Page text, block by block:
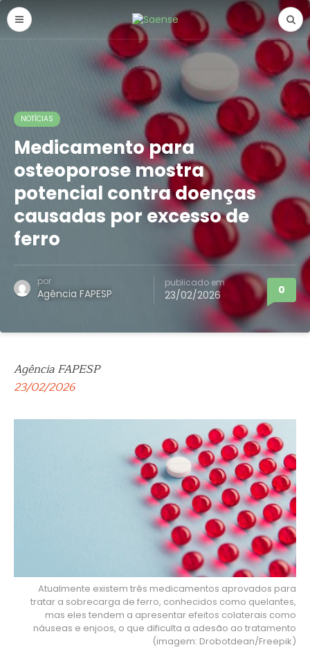
NOTÍCIAS
Medicamento para
osteoporose mostra
potencial contra doenças
causadas por excesso de
ferro
por
Agência FAPESP
publicado em
23/02/2026 0
Agência FAPESP
23/02/2026
Atualmente existem três medicamentos aprovados para
tratar a sobrecarga de ferro, conhecidos como quelantes,
mas eles tendem a apresentar efeitos colaterais como
náuseas e enjoos, o que dificulta a adesão ao tratamento
(imagem: Drobotdean/Freepik)